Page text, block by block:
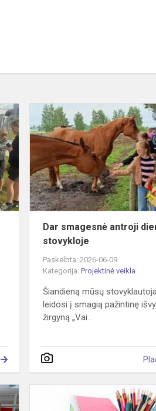
Įspūdžių
kupina
trečioji
stovyklautojų
diena
Dar smagesnė antroji
stovykloje
Paskelbta: 2026-06-09
Kategorija:Projektinė veikla
Šiandieną mūsų
leidosi į smagią pažintinę
žirgyną „Vai...
Vaikų
vasaros